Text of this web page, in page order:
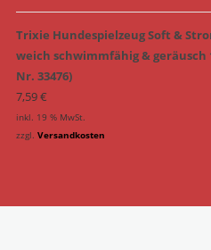
Trixie Hundespielzeug Soft &
weich schwimmfähig & geräusch
Nr. 33476)
7,59€
inkl. 19 % MwSt.
zzgl. Versandkosten